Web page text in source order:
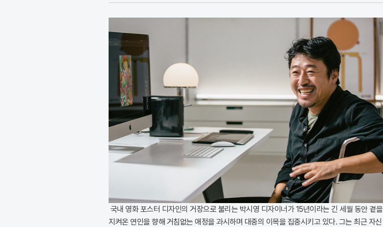
국내 영화 포스터 디자인의 거장으로 불리는 박시영 디자이너가 15년이라는 긴 세월 동안 곁을
지켜온 연인을 향해 거침없는 애정을 과시하며 대중의 이목을 집중시키고 있다. 그는 최근 자신